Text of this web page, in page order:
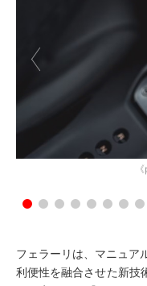
フェラーリは、マニュア
利便性を融合させた新技